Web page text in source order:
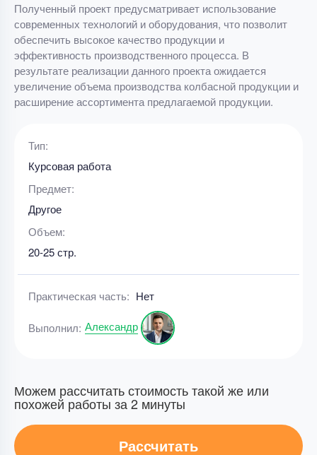
Полученный проект предусматривает использование
современных технологий и оборудования, что позволит
обеспечить высокое качество продукции и
эффективность производственного процесса. В
результате реализации данного проекта ожидается
увеличение объема производства колбасной продукции и
расширение ассортимента предлагаемой продукции.
Тип:
Курсовая работа
Предмет:
Другое
Объем:
20-25 стр.
Практическая часть: Нет
Выполнил: Александр
Можем рассчитать стоимость такой же или
похожей работы за 2 минуты
Рассчитать